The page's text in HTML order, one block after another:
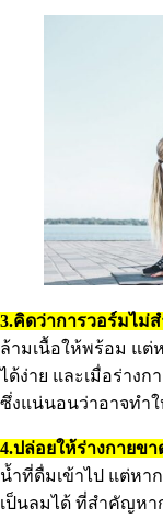
3.คิดว่าการวอร์มไม่
ล้ามเนื้อให้พร้อม แต่
ได้ง่าย และเมื่อร่างก
ซึ่งแน่นอนว่าอาจทำใ
4.ปล่อยให้ร่างกายขา
น้ำที่ดื่มเข้าไป แต่หา
เป็นลมได้ ที่สำคัญหา